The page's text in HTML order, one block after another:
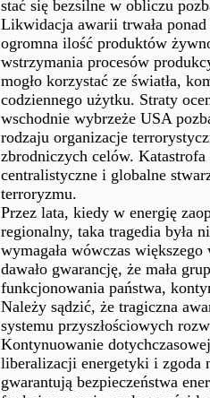
stać się bezsilne w obliczu
Likwidacja awarii trwała
ogromna ilość produktów
wstrzymania procesów
mogło korzystać ze światła,
codziennego użytku. Straty
wschodnie wybrzeże USA
rodzaju organizacje
zbrodniczych celów.
centralistyczne i globalne
terroryzmu.
Przez lata, kiedy w energię
regionalny, taka tragedia była
wymagała wówczas
dawało gwarancję, że mała
funkcjonowania państwa,
Należy sądzić, że tragiczna
systemu przyszłościowych
Kontynuowanie
liberalizacji energetyki i zgoda
gwarantują bezpieczeństwa